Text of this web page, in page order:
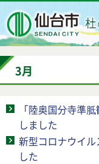
3月
「陸奥国分寺準
しました
新型コロナウイ
した